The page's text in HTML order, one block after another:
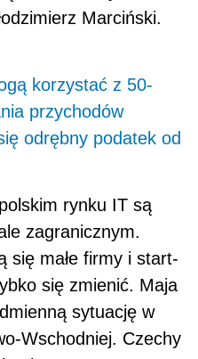
Marciński.
korzystać z 50-
przychodów
odrębny podatek od
rynku IT są
zagranicznym.
się małe firmy i start-
się zmienić. Maja
sytuację w
Wschodniej. Czechy